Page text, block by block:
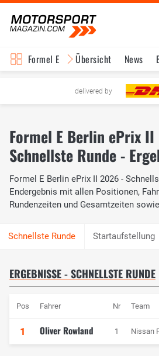
Formel E Übersicht News
delivered by
Formel E Berlin ePrix
Schnellste Runde -
Formel E Berlin ePrix II 2026 -
Endergebnis mit allen Positionen,
Rundenzeiten und Gesamtzeiten
Startaufstellung
ERGEBNISSE - SCHNELLSTE RUNDE
Pos Fahrer Nr Team
1 Oliver Rowland 1 Nissan